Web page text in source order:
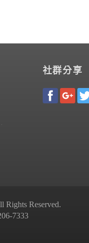
社群分享
Reserved.
7333